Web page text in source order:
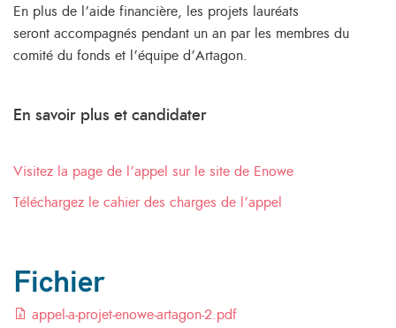
En plus de l’aide financière, les projets lauréats
seront accompagnés pendant un an par les membres du
comité du fonds et l’équipe d’Artagon.
En savoir plus et candidater
Visitez la page de l’appel sur le site de Enowe
Téléchargez le cahier des charges de l’appel
Fichier
appel-a-projet-enowe-artagon-2.pdf